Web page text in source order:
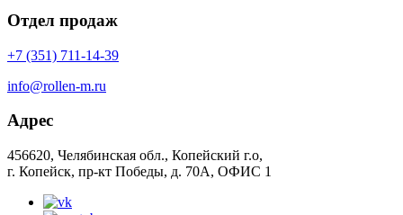
Отдел продаж
+7 (351) 711-14-39
info@rollen-m.ru
Адрес
456620, Челябинская обл., Копейский г.о,
г. Копейск, пр-кт Победы, д. 70А, ОФИС 1